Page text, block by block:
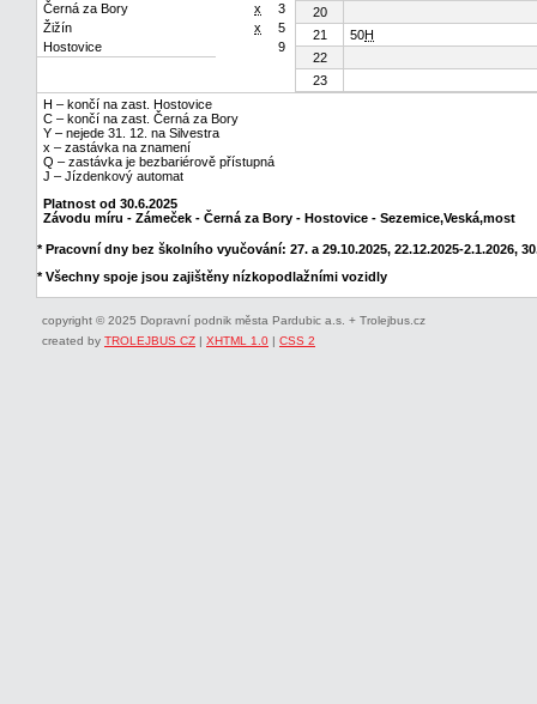
Černá za Bory
x
3
Žižín
x
5
Hostovice
9
20
21
50H
22
23
H – končí na zast. Hostovice
C – končí na zast. Černá za Bory
Y – nejede 31. 12. na Silvestra
x – zastávka na znamení
Q – zastávka je bezbariérově přístupná
J – Jízdenkový automat
Platnost od 30.6.2025
Závodu míru - Zámeček - Černá za Bory - Hostovice - Sezemice,Veská,most
* Pracovní dny bez školního vyučování: 27. a 29.10.2025, 22.12.2025-2.1.2026,
* Všechny spoje jsou zajištěny nízkopodlažními vozidly
copyright © 2025 Dopravní podnik města Pardubic a.s. + Trolejbus.cz
created by TROLEJBUS CZ | XHTML 1.0 | CSS 2